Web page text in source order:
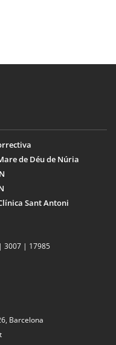
de Déu de Núria
Sant Antoni
3007 | 17985
Barcelona